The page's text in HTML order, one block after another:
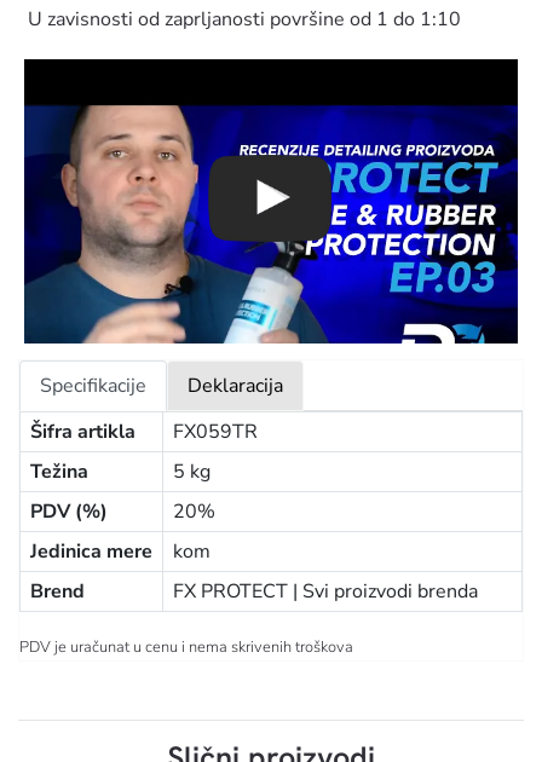
U zavisnosti od zaprljanosti površine od 1 do 1:10
Specifikacije
Deklaracija
Šifra artikla
FX059TR
Težina
5 kg
PDV (%)
20%
Jedinica mere
kom
Brend
FX PROTECT | Svi proizvodi brenda
PDV je uračunat u cenu i nema skrivenih troškova